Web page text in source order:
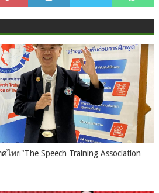
ทย"The Speech Training Association